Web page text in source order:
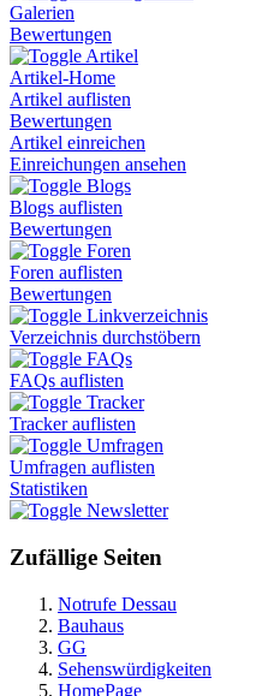
Galerien
Bewertungen
Artikel
Artikel-Home
Artikel auflisten
Bewertungen
Artikel einreichen
Einreichungen ansehen
Blogs
Blogs auflisten
Bewertungen
Foren
Foren auflisten
Bewertungen
Linkverzeichnis
Verzeichnis durchstöbern
FAQs
FAQs auflisten
Tracker
Tracker auflisten
Umfragen
Umfragen auflisten
Statistiken
Newsletter
Zufällige Seiten
Notrufe Dessau
Bauhaus
GG
Sehenswürdigkeiten
HomePage